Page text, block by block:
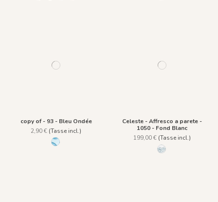
copy of - 93 - Bleu Ondée
2,90 € (Tasse incl.)
93 - Bleu Ondée
Celeste - Affresco a parete -
1050 - Fond Blanc
199,00 €(Tasse incl.)
1050 - Fond Blanc